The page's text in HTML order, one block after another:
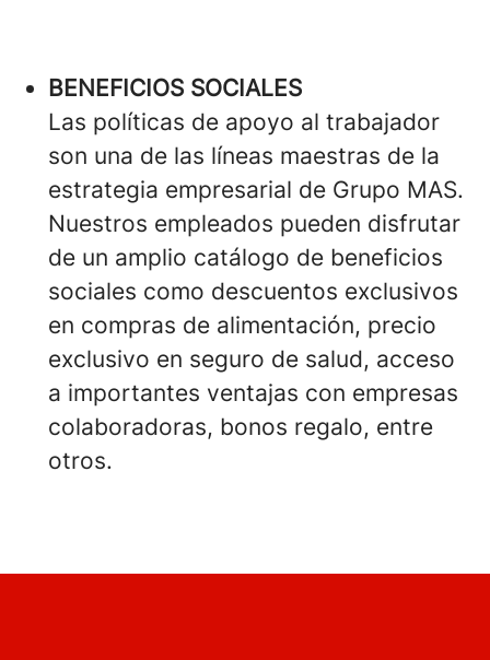
BENEFICIOS SOCIALES
Las políticas de apoyo al trabajador
son una de las líneas maestras de la
estrategia empresarial de Grupo MAS.
Nuestros empleados pueden disfrutar
de un amplio catálogo de beneficios
sociales como descuentos exclusivos
en compras de alimentación, precio
exclusivo en seguro de salud, acceso
a importantes ventajas con empresas
colaboradoras, bonos regalo, entre
otros.